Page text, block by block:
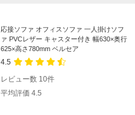
応接ソファ オフィスソファ 一人掛けソフ
ァ PVCレザー キャスター付き 幅630×奥行
625×高さ780mm ベルセア
4.5
レビュー数 10件
平均評価 4.5